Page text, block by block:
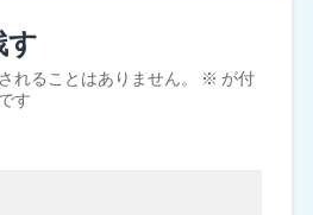
す
れることはありません。 ※ が付
す